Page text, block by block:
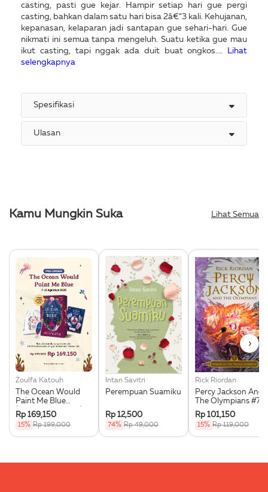
casting, pasti gue kejar. Hampir setiap hari gue pergi
casting, bahkan dalam satu hari bisa 2â€“3 kali. Kehujanan,
kepanasan, kelaparan jadi santapan gue sehari-hari. Gue
nikmati ini semua tanpa mengeluh. Suatu ketika gue mau
ikut casting, tapi nggak ada duit buat ongkos....
Lihat
selengkapnya
Spesifikasi
Ulasan
Kamu Mungkin Suka Lihat Semua
Zoulfa Katouh
The Ocean Would
Paint Me Blue
(Illustration Edges) -
Exclusive Pre Order +
Acrylic Bookmark,
Pouch & Sticker Set
Rp 169,150
15% Rp 199,000
Intan Savitri
Perempuan Suamiku
Rp 12,500
74% Rp 49,000
Rick Riordan
Percy Jackson And
The Olympians #7:
Wrath Of The Triple
Goddess
Rp 101,150
15% Rp 119,000
›